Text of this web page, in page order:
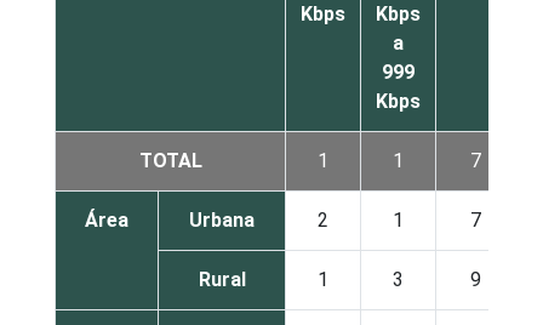
Kbps
Kbps
a
999
Kbps
TOTAL 1 1 7
Área Urbana 2 1 7
Rural 1 3 9